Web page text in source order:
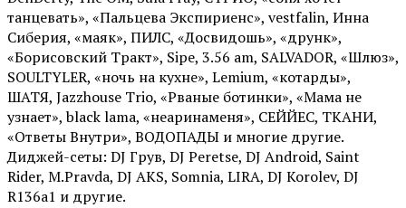
танцевать», «Пальцева Экспириенс», vestfalin, Инна
Сиберия, «маяк», ПИЛС, «Досвидошь», «друнк»,
«Борисовский Тракт», Sipe, 3.56 am, SALVADOR, «Шлюз»,
SOULTYLER, «ночь на кухне», Lemium, «котарды»,
ШАТЯ, Jazzhouse Trio, «Рваные ботинки», «Мама не
узнает», black lama, «неаринаменя», СЕЙЙЕС, ТКАНИ,
«Ответы Внутри», ВОДОПАДЫ и многие другие.
Диджей-сеты: DJ Грув, DJ Peretse, DJ Android, Saint
Rider, М.Pravda, DJ AKS, Somnia, LIRA, DJ Korolev, DJ
R136a1 и другие.